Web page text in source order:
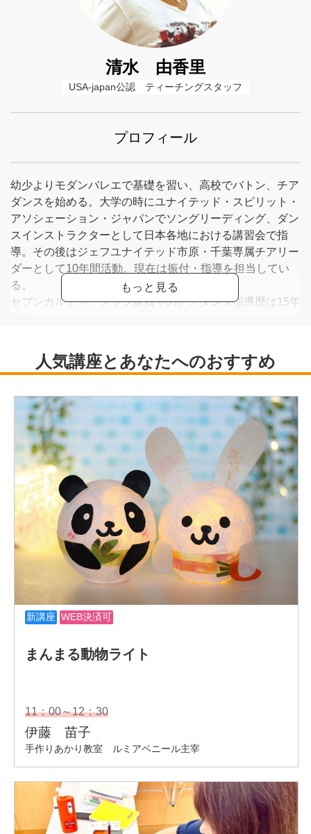
清水 由香里
USA-japan公認　ティーチングスタッフ
プロフィール
幼少よりモダンバレエで基礎を習い、高校でバトン、チア
ダンスを始める。大学の時にユナイテッド・スピリット・
アソシェーション・ジャパンでソングリーディング、ダン
スインストラクターとして日本各地における講習会で指
導。その後はジェフユナイテッド市原・千葉専属チアリー
ダーとして10年間活動。現在は振付・指導を担当してい
る。
セブンカルチャークラブ蘇我でのチアダンス指導歴は15年
チアダンスの他モダン、ジャズ、カラーガードなど、
活動は多岐にわたる。